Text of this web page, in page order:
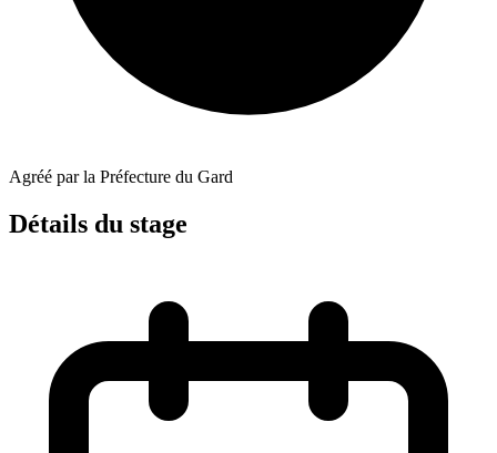
Agréé par la Préfecture du Gard
Détails du stage